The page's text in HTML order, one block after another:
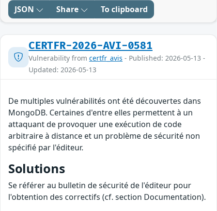
JSON Share To clipboard
CERTFR-2026-AVI-0581
Vulnerability from certfr_avis - Published: 2026-05-13 -
Updated: 2026-05-13
De multiples vulnérabilités ont été découvertes dans
MongoDB. Certaines d'entre elles permettent à un
attaquant de provoquer une exécution de code
arbitraire à distance et un problème de sécurité non
spécifié par l'éditeur.
Solutions
Se référer au bulletin de sécurité de l'éditeur pour
l'obtention des correctifs (cf. section Documentation).